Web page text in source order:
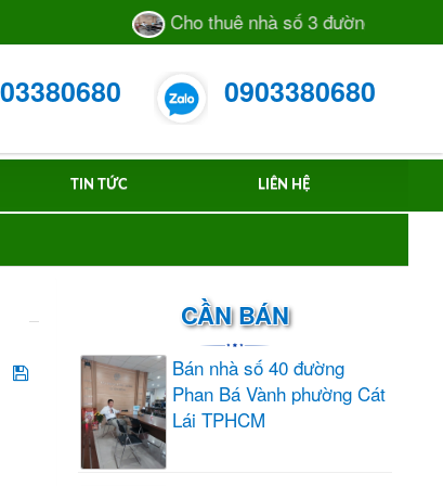
Cho thuê nhà số 3 đường 105 TML
0903380680
TIN TỨC LIÊN HỆ
CẦN BÁN
Bán nhà số 40 đường
Phan Bá Vành phường Cát
Lái TPHCM